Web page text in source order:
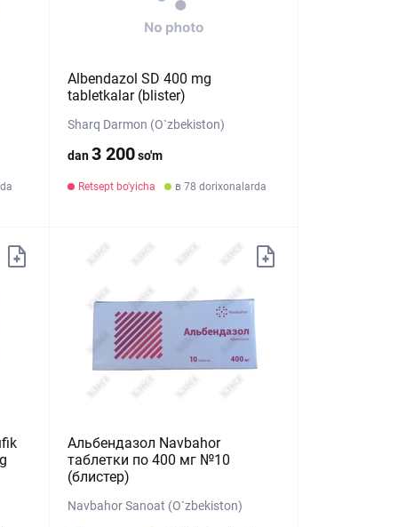
Albendazol SD 400 mg
tabletkalar (blister)
Sharq Darmon (O`zbekiston)
dan3 200so'm
Retsept bo'yicha в 78 dorixonalarda
Альбендазол Navbahor
таблетки по 400 мг №10
(блистер)
Navbahor Sanoat (O`zbekiston)